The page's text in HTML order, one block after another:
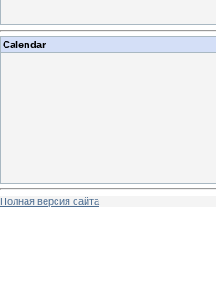
Calendar
Полная версия сайта